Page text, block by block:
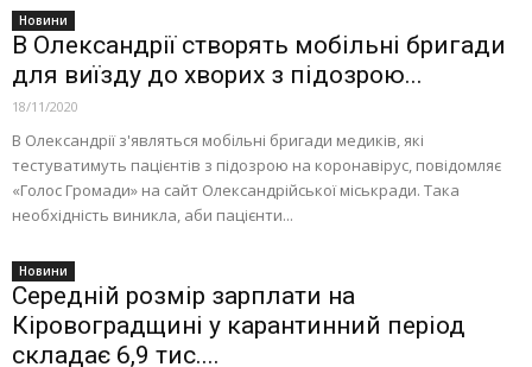
Новини
В Олександрії створять мобільні бригади
для виїзду до хворих з підозрою...
18/11/2020
В Олександрії з'являться мобільні бригади медиків, які
тестуватимуть пацієнтів з підозрою на коронавірус, повідомляє
«Голос Громади» на сайт Олександрійської міськради. Така
необхідність виникла, аби пацієнти...
Новини
Середній розмір зарплати на
Кіровоградщині у карантинний період
складає 6,9 тис....